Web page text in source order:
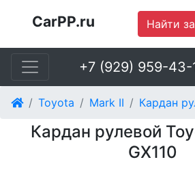
CarPP.ru Найти
+7 (929) 959-43-
Toyota Mark II Кардан
Кардан рулевой
GX110